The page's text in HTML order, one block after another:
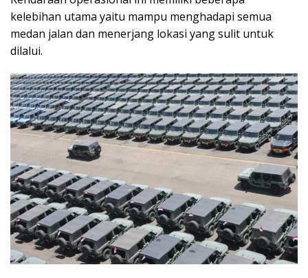
kelebihan utama yaitu mampu menghadapi semua
medan jalan dan menerjang lokasi yang sulit untuk
dilalui.